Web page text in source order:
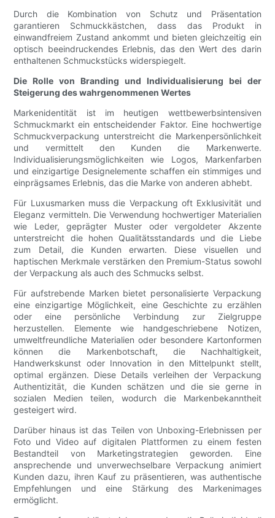
Durch die Kombination von Schutz und Präsentation
garantieren Schmuckkästchen, dass das Produkt in
einwandfreiem Zustand ankommt und bieten gleichzeitig ein
optisch beeindruckendes Erlebnis, das den Wert des darin
enthaltenen Schmuckstücks widerspiegelt.
Die Rolle von Branding und Individualisierung bei der
Steigerung des wahrgenommenen Wertes
Markenidentität ist im heutigen wettbewerbsintensiven
Schmuckmarkt ein entscheidender Faktor. Eine hochwertige
Schmuckverpackung unterstreicht die Markenpersönlichkeit
und vermittelt den Kunden die Markenwerte.
Individualisierungsmöglichkeiten wie Logos, Markenfarben
und einzigartige Designelemente schaffen ein stimmiges und
einprägsames Erlebnis, das die Marke von anderen abhebt.
Für Luxusmarken muss die Verpackung oft Exklusivität und
Eleganz vermitteln. Die Verwendung hochwertiger Materialien
wie Leder, geprägter Muster oder vergoldeter Akzente
unterstreicht die hohen Qualitätsstandards und die Liebe
zum Detail, die Kunden erwarten. Diese visuellen und
haptischen Merkmale verstärken den Premium-Status sowohl
der Verpackung als auch des Schmucks selbst.
Für aufstrebende Marken bietet personalisierte Verpackung
eine einzigartige Möglichkeit, eine Geschichte zu erzählen
oder eine persönliche Verbindung zur Zielgruppe
herzustellen. Elemente wie handgeschriebene Notizen,
umweltfreundliche Materialien oder besondere Kartonformen
können die Markenbotschaft, die Nachhaltigkeit,
Handwerkskunst oder Innovation in den Mittelpunkt stellt,
optimal ergänzen. Diese Details verleihen der Verpackung
Authentizität, die Kunden schätzen und die sie gerne in
sozialen Medien teilen, wodurch die Markenbekanntheit
gesteigert wird.
Darüber hinaus ist das Teilen von Unboxing-Erlebnissen per
Foto und Video auf digitalen Plattformen zu einem festen
Bestandteil von Marketingstrategien geworden. Eine
ansprechende und unverwechselbare Verpackung animiert
Kunden dazu, ihren Kauf zu präsentieren, was authentische
Empfehlungen und eine Stärkung des Markenimages
ermöglicht.